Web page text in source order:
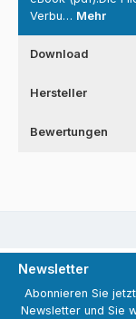
Verbu… Mehr
Download
Hersteller
Bewertungen
Newsletter
Abonnieren Sie
Newsletter und Sie